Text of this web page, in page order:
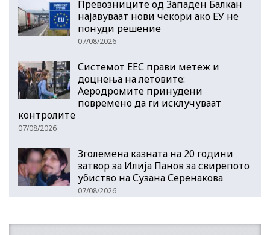
Превозниците од Западен Балкан
најавуваат нови чекори ако ЕУ не
понуди решение
07/08/2026
Системот ЕЕС прави метеж и
доцнења на летовите:
Аеродромите принудени
повремено да ги исклучуваат
контролите
07/08/2026
Зголемена казната на 20 години
затвор за Илија Панов за свирепото
убиство на Сузана Серенакова
07/08/2026